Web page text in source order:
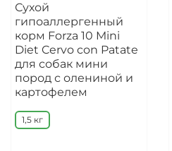
Сухой
гипоаллергенный
корм Forza 10 Mini
Diet Cervo con Patate
для собак мини
пород с олениной и
картофелем
1,5 кг